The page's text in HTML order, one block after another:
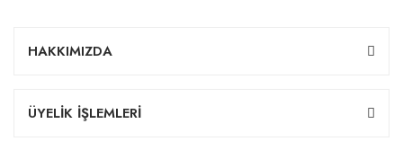
HAKKIMIZDA
ÜYELİK İŞLEMLERİ